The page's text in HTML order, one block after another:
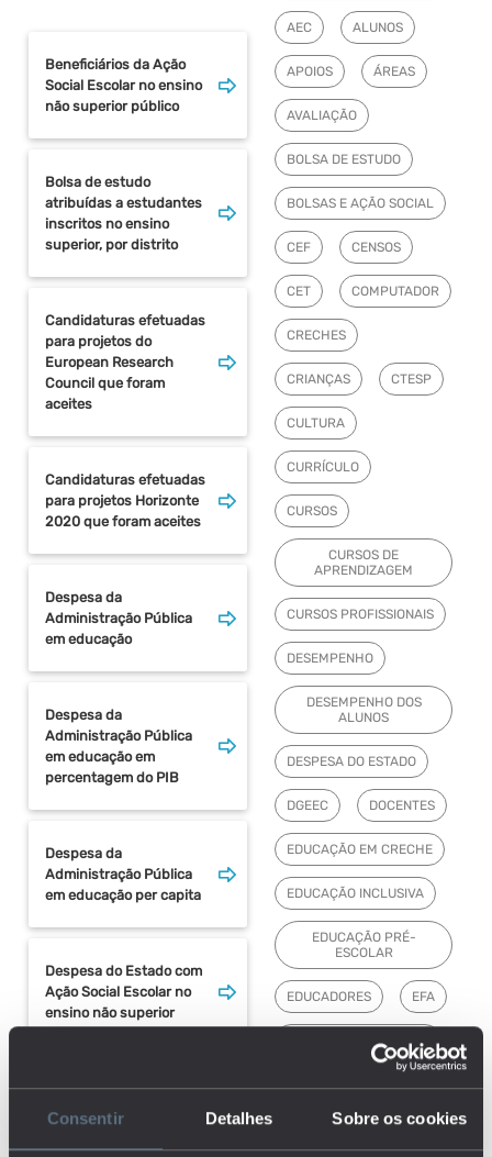
Consentir Detalhes Sobre os cookies
Beneficiários da Ação
Social Escolar no ensino
não superior público
Bolsa de estudo
atribuídas a estudantes
inscritos no ensino
superior, por distrito
Candidaturas efetuadas
para projetos do
European Research
Council que foram
aceites
Candidaturas efetuadas
para projetos Horizonte
2020 que foram aceites
Despesa da
Administração Pública
em educação
Despesa da
Administração Pública
em educação em
percentagem do PIB
Despesa da
Administração Pública
em educação per capita
Despesa do Estado com
Ação Social Escolar no
ensino não superior
Despesa em I&D em
percentagem do PIB por
de I&D
AEC ALUNOS
APOIOS ÁREAS
AVALIAÇÃO
BOLSA DE ESTUDO
BOLSAS E AÇÃO SOCIAL
CEF CENSOS
CET COMPUTADOR
CRECHES
CRIANÇAS CTESP
CULTURA
CURRÍCULO
CURSOS
CURSOS DE
APRENDIZAGEM
CURSOS PROFISSIONAIS
DESEMPENHO
DESEMPENHO DOS
ALUNOS
DESPESA DO ESTADO
DGEEC DOCENTES
EDUCAÇÃO EM CRECHE
EDUCAÇÃO INCLUSIVA
EDUCAÇÃO PRÉ-
ESCOLAR
EDUCADORES EFA
EFICIÊNCIA FORMATIVA
EMPREGO
ENSINO BÁSICO